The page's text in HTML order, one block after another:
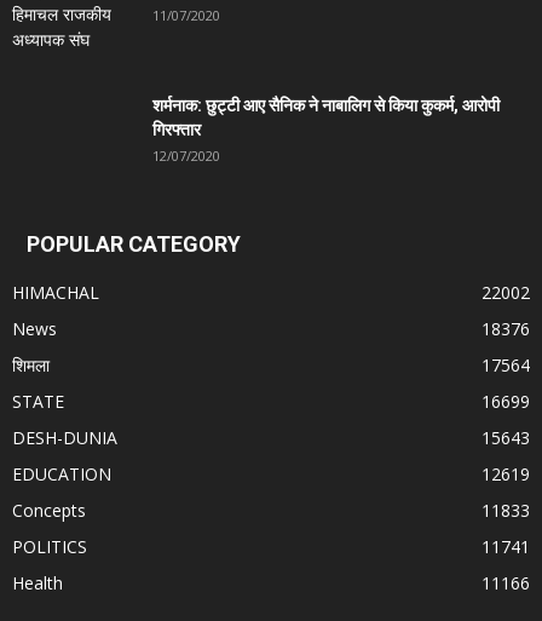
11/07/2020
शर्मनाक: छुट्टी आए सैनिक ने नाबालिग से किया कुकर्म, आरोपी
गिरफ्तार
12/07/2020
POPULAR CATEGORY
HIMACHAL
22002
News
18376
शिमला
17564
STATE
16699
DESH-DUNIA
15643
EDUCATION
12619
Concepts
11833
POLITICS
11741
Health
11166